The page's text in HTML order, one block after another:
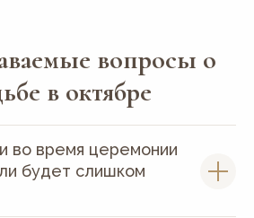
вопросы о
в октябре
во время церемонии
будет слишком